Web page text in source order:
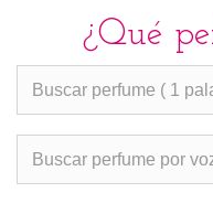
¿Qué